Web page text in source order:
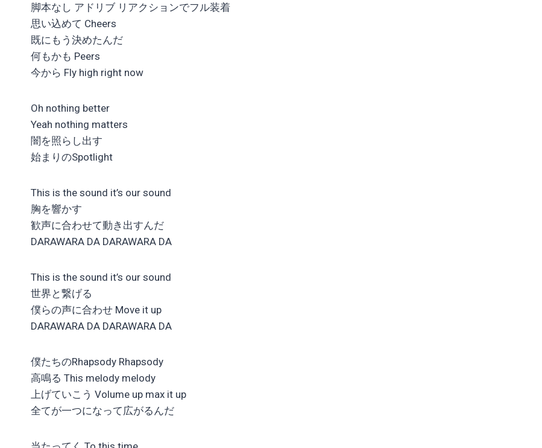
脚本なし アドリブ リアクションでフル装着
思い込めて Cheers
既にもう決めたんだ
何もかも Peers
今から Fly high right now
Oh nothing better
Yeah nothing matters
闇を照らし出す
始まりのSpotlight
This is the sound it’s our sound
胸を響かす
歓声に合わせて動き出すんだ
DARAWARA DA DARAWARA DA
This is the sound it’s our sound
世界と繋げる
僕らの声に合わせ Move it up
DARAWARA DA DARAWARA DA
僕たちのRhapsody Rhapsody
高鳴る This melody melody
上げていこう Volume up max it up
全てが一つになって広がるんだ